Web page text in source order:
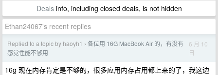
Dealsinfo, including closed deals, is not hidden
Ethan24067's recent replies
Replied to a topic by haoyh1 › 各位用 16G MacBook Air 的，有没有
感觉性能不够用
6 月 10
日
16g 现在内存肯定是不够的，很多应用内存占用都上来的了，我这边